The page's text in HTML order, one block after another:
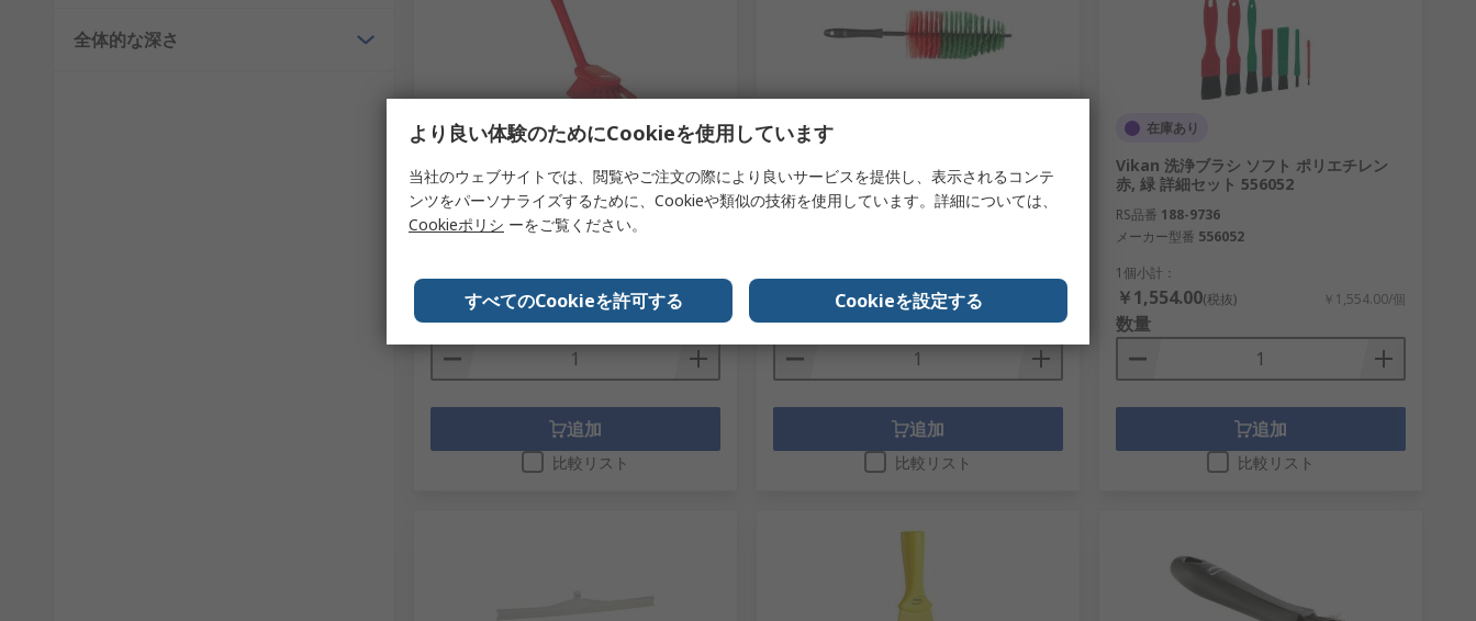
全体的な深さ
在庫あり
Vikan 洗浄ブラシ ハード ポリエチレンテ
レフタラート 赤 赤 ディッシュブラシ 23
mm 42374
RS品番188-8927
￥1,313.00(税抜) ￥1,313.00/個
数量
追加
比較リスト
在庫あり
Vikan 洗浄ブラシ ポリエステル 345 mm
黒 525652
RS品番276-4825
￥3,041.00(税抜) ￥3,041.00/個
数量
追加
比較リスト
在庫あり
Vikan 洗浄ブラシ ソフト ポリエチレン
赤, 緑 詳細セット 556052
RS品番 188-9736
メーカー型番 556052
1個小計：
￥1,554.00(税抜) ￥1,554.00/個
数量
追加
比較リスト
より良い体験のためにCookieを使用しています
当社のウェブサイトでは、閲覧やご注文の際により良いサービスを提供し、表示されるコンテ
ンツをパーソナライズするために、Cookieや類似の技術を使用しています。詳細については、
Cookieポリシ ーをご覧ください。
すべてのCookieを許可する Cookieを設定する